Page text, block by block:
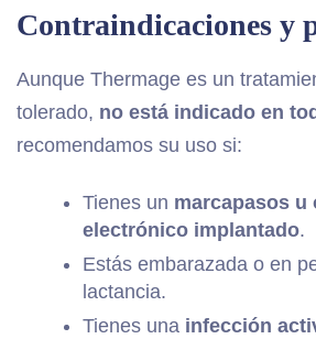
Contraindicaciones y
Aunque Thermage es un
tolerado, no está indicado en
recomendamos su uso si:
Tienes un marcapasos
electrónico implantado.
Estás embarazada o en
lactancia.
Tienes una infección